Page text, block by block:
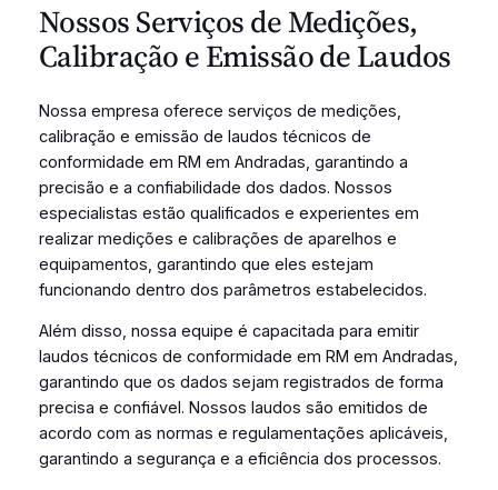
Nossos Serviços de Medições,
Calibração e Emissão de Laudos
Nossa empresa oferece serviços de medições,
calibração e emissão de laudos técnicos de
conformidade em RM em Andradas, garantindo a
precisão e a confiabilidade dos dados. Nossos
especialistas estão qualificados e experientes em
realizar medições e calibrações de aparelhos e
equipamentos, garantindo que eles estejam
funcionando dentro dos parâmetros estabelecidos.
Além disso, nossa equipe é capacitada para emitir
laudos técnicos de conformidade em RM em Andradas,
garantindo que os dados sejam registrados de forma
precisa e confiável. Nossos laudos são emitidos de
acordo com as normas e regulamentações aplicáveis,
garantindo a segurança e a eficiência dos processos.